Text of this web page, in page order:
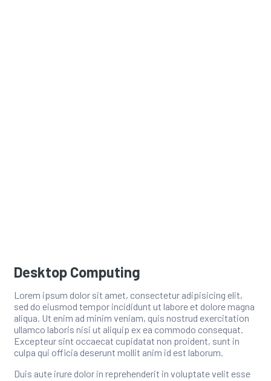
Desktop Computing
Lorem ipsum dolor sit amet, consectetur adipisicing elit,
sed do eiusmod tempor incididunt ut labore et dolore magna
aliqua. Ut enim ad minim veniam, quis nostrud exercitation
ullamco laboris nisi ut aliquip ex ea commodo consequat.
Excepteur sint occaecat cupidatat non proident, sunt in
culpa qui officia deserunt mollit anim id est laborum.
Duis aute irure dolor in reprehenderit in voluptate velit esse